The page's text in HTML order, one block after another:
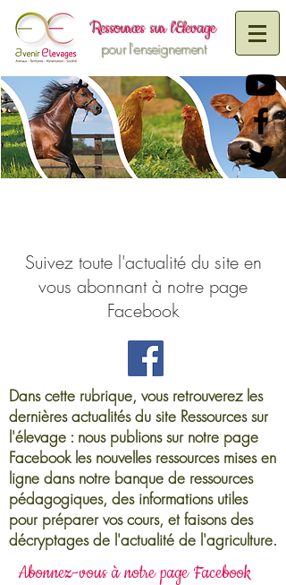
Ressources sur l'Elevage
pour l'enseignement
Suivez toute l'actualité du site en
vous abonnant à notre page
Facebook
Dans cette rubrique, vous retrouverez les
dernières actualités du site Ressources sur
l'élevage : nous publions sur notre page
Facebook les nouvelles ressources mises en
ligne dans notre banque de ressources
pédagogiques, des informations utiles
pour préparer vos cours, et faisons des
décryptages de l'actualité de l'agriculture.
Abonnez-vous à notre page Facebook